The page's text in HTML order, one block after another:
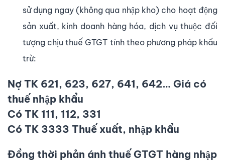
sử dụng ngay (không qua nhập kho) cho hoạt động
sản xuất, kinh doanh hàng hóa, dịch vụ thuộc đối
tượng chịu thuế GTGT tính theo phương pháp khấu
trừ:
Nợ TK 621, 623, 627, 641, 642… Giá có
thuế nhập khẩu
Có TK 111, 112, 331
Có TK 3333 Thuế xuất, nhập khẩu
Đồng thời phản ánh thuế GTGT hàng nhập